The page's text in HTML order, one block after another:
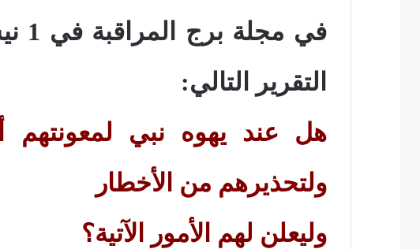
التقرير التالي:
هل عند يهوه نبي لمعونتهم
ولتحذيرهم من الأخطار
وليعلن لهم الأمور الآتية؟